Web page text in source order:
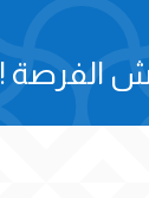
الفرصة !